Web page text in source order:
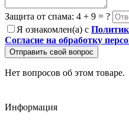
Защита от спама: 4 + 9 = ?
Я ознакомлен(а) с
Согласие на обработку
Отправить свой вопрос
Нет вопросов об этом товаре.
Информация